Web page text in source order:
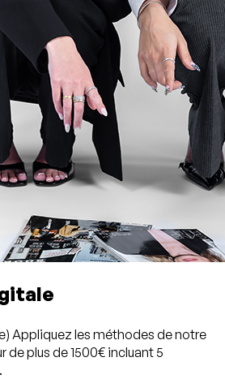
Appliquez les méthodes de notre
plus de 1500€ incluant 5